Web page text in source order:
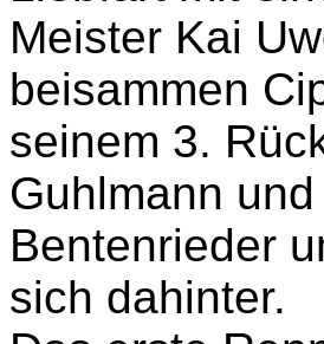
Meister Kai
beisammen
seinem 3.
Guhlmann
Bentenrieder
sich dahinter.